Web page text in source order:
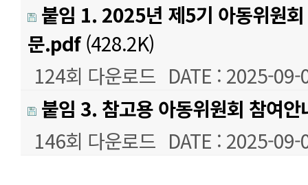
붙임 1. 2025년 제5기 아동위원
문.pdf(428.2K)
124회 다운로드 DATE : 2025-
붙임 3. 참고용 아동위원회 참여
146회 다운로드 DATE : 2025-